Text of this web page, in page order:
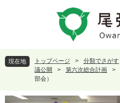
頭
で
飛
ば
現在地 トップページ > 分類でさがす
議公開
> 第六次総合計画 >
部会）